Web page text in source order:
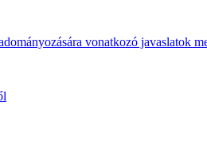
vonatkozó javaslatok